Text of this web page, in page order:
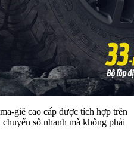
giê cao cấp được tích hợp trên
số nhanh mà không phải